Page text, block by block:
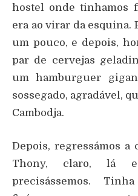
hostel onde tinhamos
era ao virar da esquina.
um pouco, e depois,
par de cervejas
um hamburguer
sossegado, agradável,
Cambodja.
Depois, regressámos a
Thony, claro, lá
precisássemos.